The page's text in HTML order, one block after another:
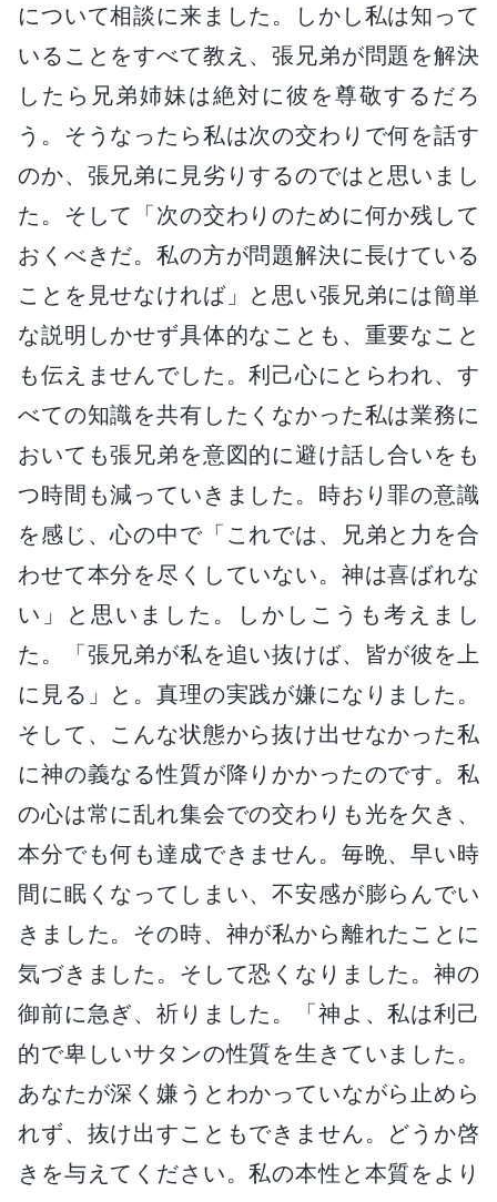
について相談に来ました。しかし私は知って
いることをすべて教え、張兄弟が問題を解決
したら兄弟姉妹は絶対に彼を尊敬するだろ
う。そうなったら私は次の交わりで何を話す
のか、張兄弟に見劣りするのではと思いまし
た。そして「次の交わりのために何か残して
おくべきだ。私の方が問題解決に長けている
ことを見せなければ」と思い張兄弟には簡単
な説明しかせず具体的なことも、重要なこと
も伝えませんでした。利己心にとらわれ、す
べての知識を共有したくなかった私は業務に
おいても張兄弟を意図的に避け話し合いをも
つ時間も減っていきました。時おり罪の意識
を感じ、心の中で「これでは、兄弟と力を合
わせて本分を尽くしていない。神は喜ばれな
い」と思いました。しかしこうも考えまし
た。「張兄弟が私を追い抜けば、皆が彼を上
に見る」と。真理の実践が嫌になりました。
そして、こんな状態から抜け出せなかった私
に神の義なる性質が降りかかったのです。私
の心は常に乱れ集会での交わりも光を欠き、
本分でも何も達成できません。毎晩、早い時
間に眠くなってしまい、不安感が膨らんでい
きました。その時、神が私から離れたことに
気づきました。そして恐くなりました。神の
御前に急ぎ、祈りました。「神よ、私は利己
的で卑しいサタンの性質を生きていました。
あなたが深く嫌うとわかっていながら止めら
れず、抜け出すこともできません。どうか啓
きを与えてください。私の本性と本質をより